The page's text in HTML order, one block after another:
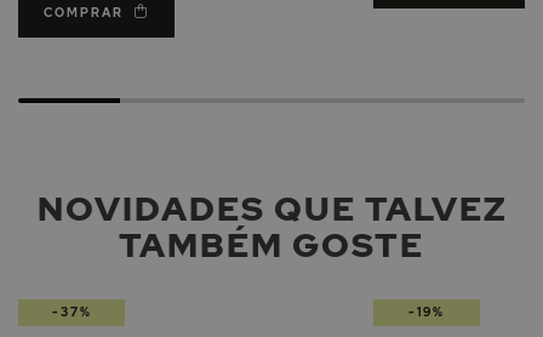
COMPRAR
NOVIDADES QUE TALVEZ
TAMBÉM GOSTE
-37% -19%